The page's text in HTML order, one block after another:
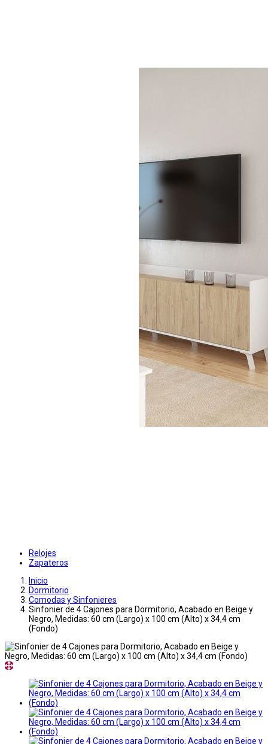
Relojes
Zapateros
Inicio
Dormitorio
Comodas y Sinfonieres
Sinfonier de 4 Cajones para Dormitorio, Acabado en Beige y
Negro, Medidas: 60 cm (Largo) x 100 cm (Alto) x 34,4 cm
(Fondo)